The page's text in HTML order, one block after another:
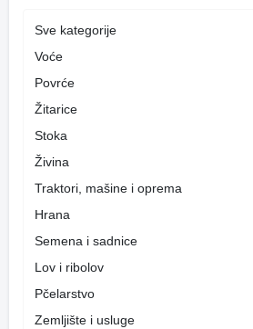
Sve kategorije
Voće
Povrće
Žitarice
Stoka
Živina
Traktori, mašine i oprema
Hrana
Semena i sadnice
Lov i ribolov
Pčelarstvo
Zemljište i usluge